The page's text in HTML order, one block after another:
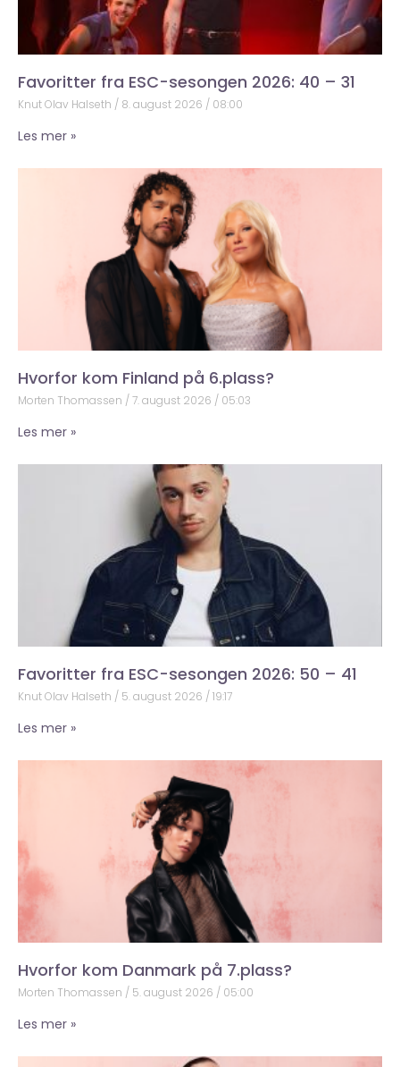
Favoritter fra ESC-sesongen 2026: 40 – 31
Knut Olav Halseth 8. august 2026 08:00
Les mer »
Hvorfor kom Finland på 6.plass?
Morten Thomassen 7. august 2026 05:03
Les mer »
Favoritter fra ESC-sesongen 2026: 50 – 41
Knut Olav Halseth 5. august 2026 19:17
Les mer »
Hvorfor kom Danmark på 7.plass?
Morten Thomassen 5. august 2026 05:00
Les mer »